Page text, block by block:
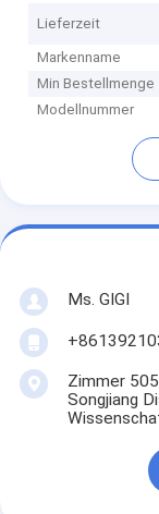
Lieferzeit
Markenname
Min Bestellmenge
Modellnummer
Ms. GIGI
Zimmer
Songjiang